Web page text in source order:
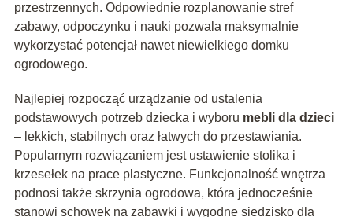
przestrzennych. Odpowiednie rozplanowanie stref
zabawy, odpoczynku i nauki pozwala maksymalnie
wykorzystać potencjał nawet niewielkiego domku
ogrodowego.
Najlepiej rozpocząć urządzanie od ustalenia
podstawowych potrzeb dziecka i wyboru mebli dla dzieci
– lekkich, stabilnych oraz łatwych do przestawiania.
Popularnym rozwiązaniem jest ustawienie stolika i
krzesełek na prace plastyczne. Funkcjonalność wnętrza
podnosi także skrzynia ogrodowa, która jednocześnie
stanowi schowek na zabawki i wygodne siedzisko dla